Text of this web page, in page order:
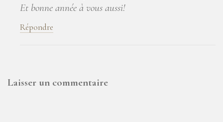
Et bonne année à vous aussi!
Répondre
Laisser un commentaire